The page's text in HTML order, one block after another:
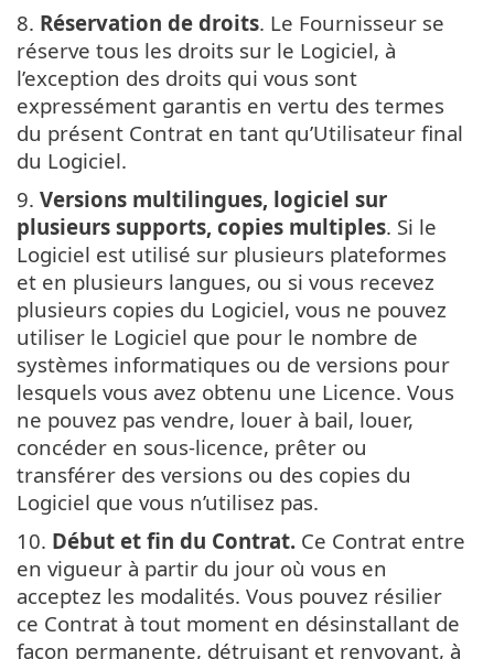
8. Réservation de droits. Le Fournisseur se
réserve tous les droits sur le Logiciel, à
l’exception des droits qui vous sont
expressément garantis en vertu des termes
du présent Contrat en tant qu’Utilisateur final
du Logiciel.
9. Versions multilingues, logiciel sur
plusieurs supports, copies multiples. Si le
Logiciel est utilisé sur plusieurs plateformes
et en plusieurs langues, ou si vous recevez
plusieurs copies du Logiciel, vous ne pouvez
utiliser le Logiciel que pour le nombre de
systèmes informatiques ou de versions pour
lesquels vous avez obtenu une Licence. Vous
ne pouvez pas vendre, louer à bail, louer,
concéder en sous-licence, prêter ou
transférer des versions ou des copies du
Logiciel que vous n’utilisez pas.
10. Début et fin du Contrat. Ce Contrat entre
en vigueur à partir du jour où vous en
acceptez les modalités. Vous pouvez résilier
ce Contrat à tout moment en désinstallant de
façon permanente, détruisant et renvoyant, à